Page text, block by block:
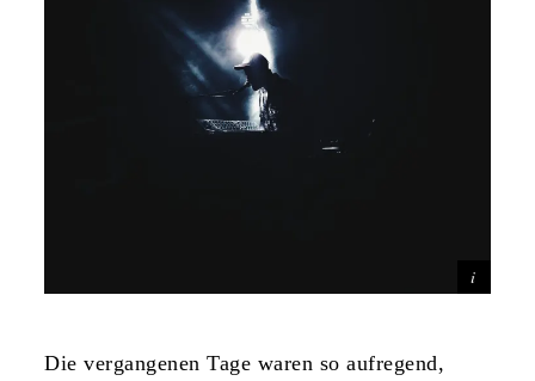
Die vergangenen Tage waren so aufregend,